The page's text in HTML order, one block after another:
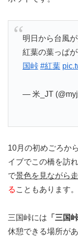
明日から台風が
紅葉の葉っぱ
国峠 #紅葉
— 米_JT
10月の初めごろか
イブでこの橋を訪
で景色を見ながら
る こともあります。
三国峠には 「三国
休憩できる場所が